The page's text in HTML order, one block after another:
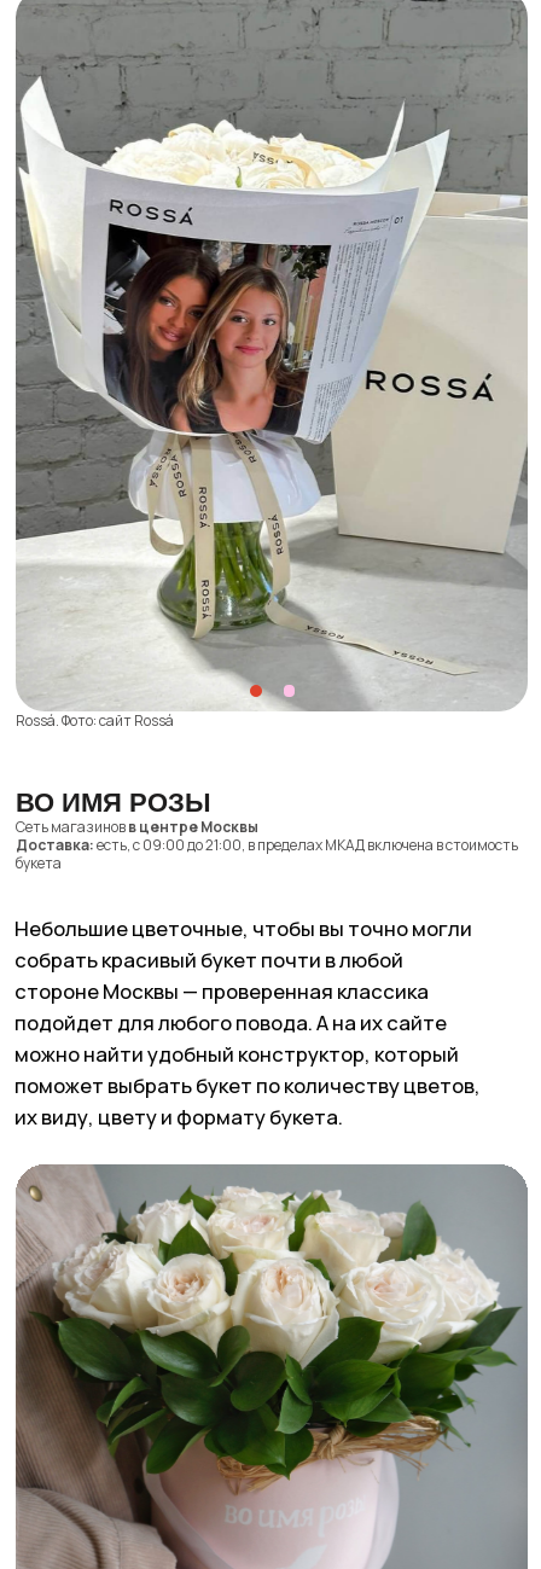
Оценили бренд-маркетинг этого цветочного.
Мы так часто ищем минималистичную упаковку
для букетов — «Собран в саду» отлично
справился с этим, а их узнаваемые букеты
точно порадуют получателя в любой сезон.
СОБРАН В САДУ
Метро
Доставка:
Во дворах между Курской и Чистыми прудами
спрятаны не только стильные зумерские
ценами. Уверены, этот камерный магазин
запомнится вам своей аутентичностью
и чудесным внутренним двориком.
ГОРОДСКОЙ БУКЕТ
Метро
Доставка:есть, с 10:00 до 22:00 за 1600−2400 ₽ в пределах МКАД
и по индивидуальному расчету на более далекие расстояния